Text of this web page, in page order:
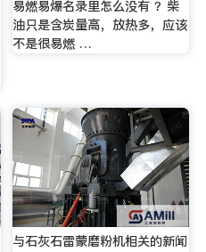
易燃易爆名录里怎么没有 ？柴
油只是含炭量高，放热多，应该
不是很易燃 …
与石灰石雷蒙磨粉机相关的新闻